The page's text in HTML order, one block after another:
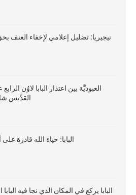
نيجيريا: تضليل إعلامي لإخفاء العنف
العبوديَّة بين اعتذار البابا لاوُن
القدِّيس
البابا: حياة الله قادرة على
البابا يركع في المكان الذي نجا فيه